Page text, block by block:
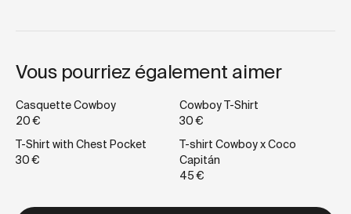
Vous pourriez également aimer
Casquette Cowboy
20 €
Cowboy T-Shirt
30 €
T-Shirt with Chest Pocket
30 €
T-shirt Cowboy x Coco
Capitán
45 €